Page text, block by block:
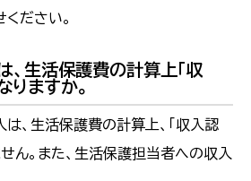
ださい。
生活保護費の計算上「収
りますか。
、生活保護費の計算上、「収入認
ん。また、生活保護担当者への収入